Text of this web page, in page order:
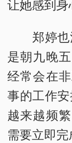
让她感到身
郑婷也
是朝九晚
经常会在
事的工作
越来越频
需要立即完